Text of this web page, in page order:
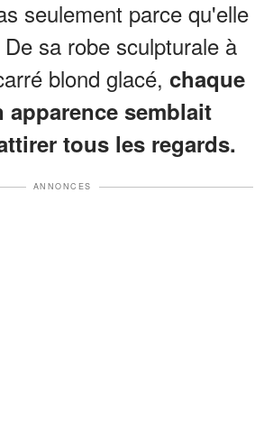
seulement parce qu'elle
sa robe sculpturale à
blond glacé, chaque
apparence semblait
tous les regards.
ANNONCES